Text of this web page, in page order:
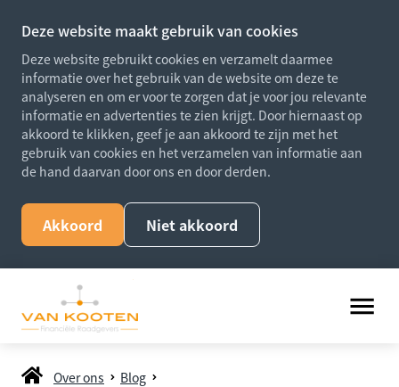
Deze website maakt gebruik van cookies
Deze website gebruikt cookies en verzamelt daarmee
informatie over het gebruik van de website om deze te
analyseren en om er voor te zorgen dat je voor jou relevante
informatie en advertenties te zien krijgt. Door hiernaast op
akkoord te klikken, geef je aan akkoord te zijn met het
gebruik van cookies en het verzamelen van informatie aan
de hand daarvan door ons en door derden.
Akkoord Niet akkoord
Over ons
Blog